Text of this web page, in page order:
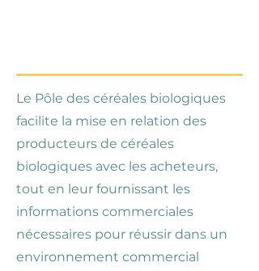
Le Pôle des céréales biologiques
facilite la mise en relation des
producteurs de céréales
biologiques avec les acheteurs,
tout en leur fournissant les
informations commerciales
nécessaires pour réussir dans un
environnement commercial